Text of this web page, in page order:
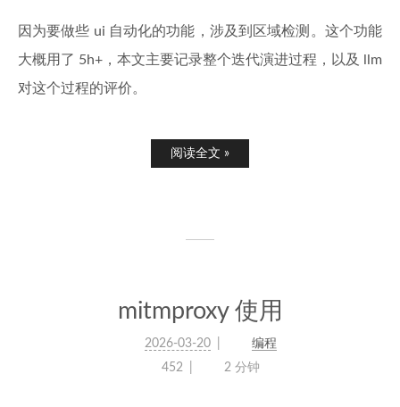
因为要做些 ui 自动化的功能，涉及到区域检测。这个功能
大概用了 5h+，本文主要记录整个迭代演进过程，以及 llm
对这个过程的评价。
阅读全文 »
mitmproxy 使用
2026-03-20
编程
452
2 分钟